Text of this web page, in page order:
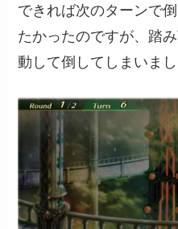
できれば次のターンで
たかったのですが、踏
動して倒してしまいま